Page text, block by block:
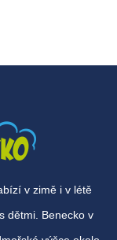
v zimě i v létě
dětmi. Benecko v